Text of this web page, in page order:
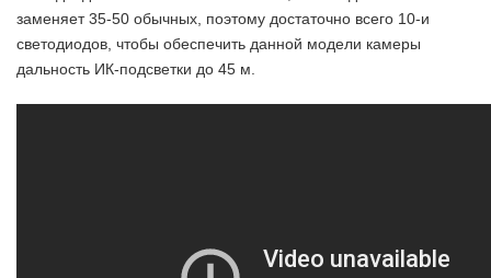
заменяет 35-50 обычных, поэтому достаточно всего 10-и
светодиодов, чтобы обеспечить данной модели камеры
дальность ИК-подсветки до 45 м.